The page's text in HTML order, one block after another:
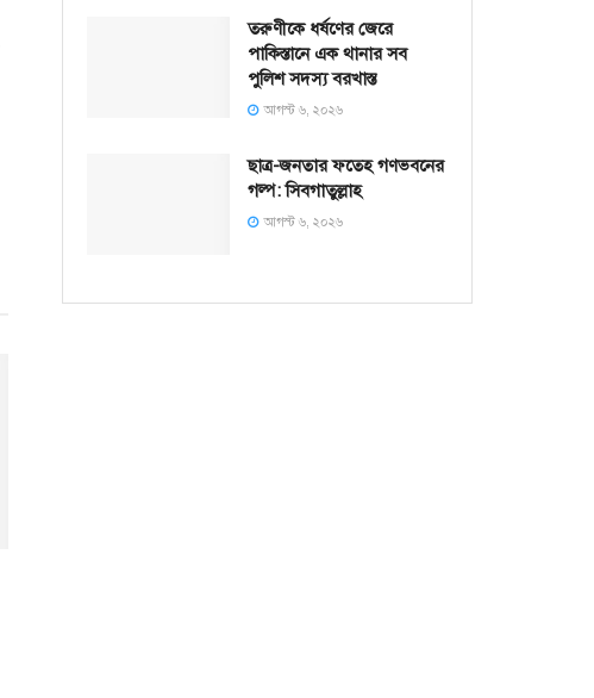
তরুণীকে ধর্ষণের জেরে
পাকিস্তানে এক থানার সব
পুলিশ সদস্য বরখাস্ত
আগস্ট ৬, ২০২৬
ছাত্র-জনতার ফতেহ গণভবনের
গল্প: সিবগাতুল্লাহ
আগস্ট ৬, ২০২৬